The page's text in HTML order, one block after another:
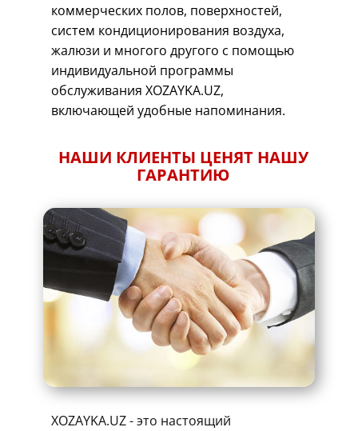
коммерческих полов, поверхностей,
систем кондиционирования воздуха,
жалюзи и многого другого с помощью
индивидуальной программы
обслуживания XOZAYKA.UZ,
включающей удобные напоминания.
НАШИ КЛИЕНТЫ ЦЕНЯТ НАШУ
ГАРАНТИЮ
XOZAYKA.UZ - это настоящий